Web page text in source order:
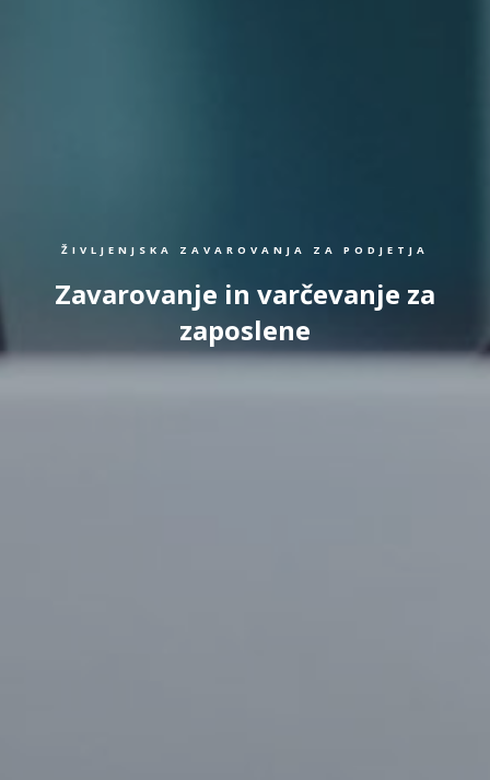
ŽIVLJENJSKA ZAVAROVANJA ZA PODJETJA
Zavarovanje in varčevanje za
zaposlene